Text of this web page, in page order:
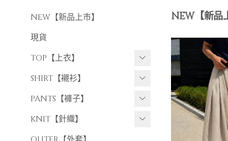
NEW【新品上市】
現貨
TOP【上衣】
短袖上衣
長袖上衣
SHIRT【襯衫】
短袖襯衫
長袖襯衫
PANTS【褲子】
長褲
KNIT【針織】
NEW【新品